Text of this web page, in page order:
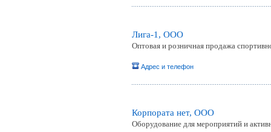
Лига-1, ООО
Оптовая и розничная продажа
Адрес и телефон
Корпората нет, ООО
Оборудование для мероприятий и